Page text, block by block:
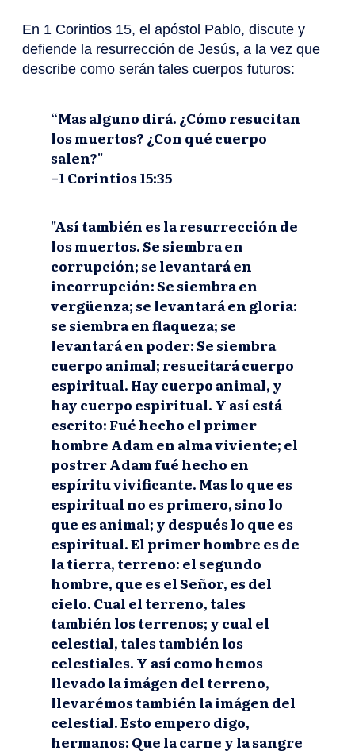
En 1 Corintios 15, el apóstol Pablo, discute y
defiende la resurrección de Jesús, a la vez que
describe como serán tales cuerpos futuros:
“Mas alguno dirá. ¿Cómo resucitan
los muertos? ¿Con qué cuerpo
salen?"
–1 Corintios 15:35
"Así también es la resurrección de
los muertos. Se siembra en
corrupción; se levantará en
incorrupción: Se siembra en
vergüenza; se levantará en gloria:
se siembra en flaqueza; se
levantará en poder: Se siembra
cuerpo animal; resucitará cuerpo
espiritual. Hay cuerpo animal, y
hay cuerpo espiritual. Y así está
escrito: Fué hecho el primer
hombre Adam en alma viviente; el
postrer Adam fué hecho en
espíritu vivificante. Mas lo que es
espiritual no es primero, sino lo
que es animal; y después lo que es
espiritual. El primer hombre es de
la tierra, terreno: el segundo
hombre, que es el Señor, es del
cielo. Cual el terreno, tales
también los terrenos; y cual el
celestial, tales también los
celestiales. Y así como hemos
llevado la imágen del terreno,
llevarémos también la imágen del
celestial. Esto empero digo,
hermanos: Que la carne y la sangre